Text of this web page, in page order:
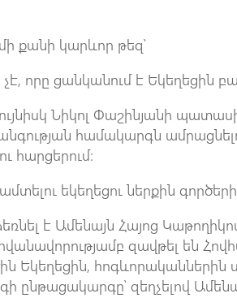
քանի կարևոր թեզ՝
որը ցանկանում է Եկեղեցին
Նիկոլ Փաշինյանի
համակարգն
հարցերում։
եկեղեցու ներքին
է Ամենայն Հայոց
զավթել են
Եկեղեցին, հոգևորականներին
զեղչելով